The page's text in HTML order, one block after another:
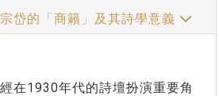
岱的「商籟」及其詩學意義
1930年代的詩壇扮演重要角